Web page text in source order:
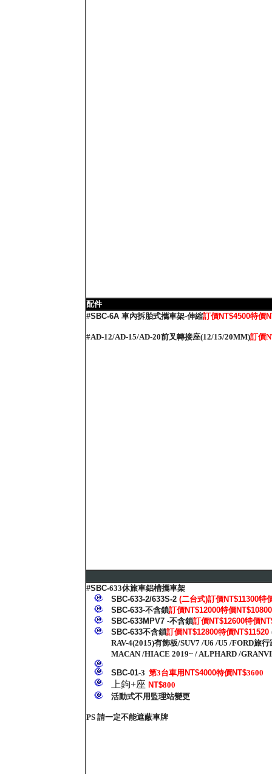
配件
#SBC-6A 車內拆胎式攜車架-伸縮訂價NT$4500特價
#AD-12/AD-15/AD-20前叉轉接座(12/15/20MM)訂價
#SBC-633休旅車鋁槽攜車架
SBC-633-2/633S-2 (二台式)訂價NT$11300特
SBC-633-不含鎖訂價NT$12000特價
SBC-633MPV7 -不含鎖訂價NT$12600特價
SBC-633不含鎖訂價NT$12800特價NT$11520
RAV-4(2015)有飾板/SUV7 /U6 /U5 /FORD旅
MACAN /HIACE 2019~ / ALPHARD /
SBC-01-3 第3台車用 NT$4000特價NT$3600
上鉤+座 NT$800
活動式不用監理站變更
PS 請一定不能遮蔽車牌